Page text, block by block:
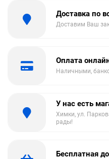
Доставка по
Доставим Ваш
Оплата
Наличными,
У нас есть
Химки, ул.
рады!
Бесплатная